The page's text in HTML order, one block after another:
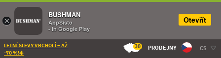
LETNÍ SLEVY VRCHOLÍ – AŽ
-70 %!☀️
30 PRODEJNY CS
×
BUSHMAN
AppSisto
- In Google Play
Otevřít